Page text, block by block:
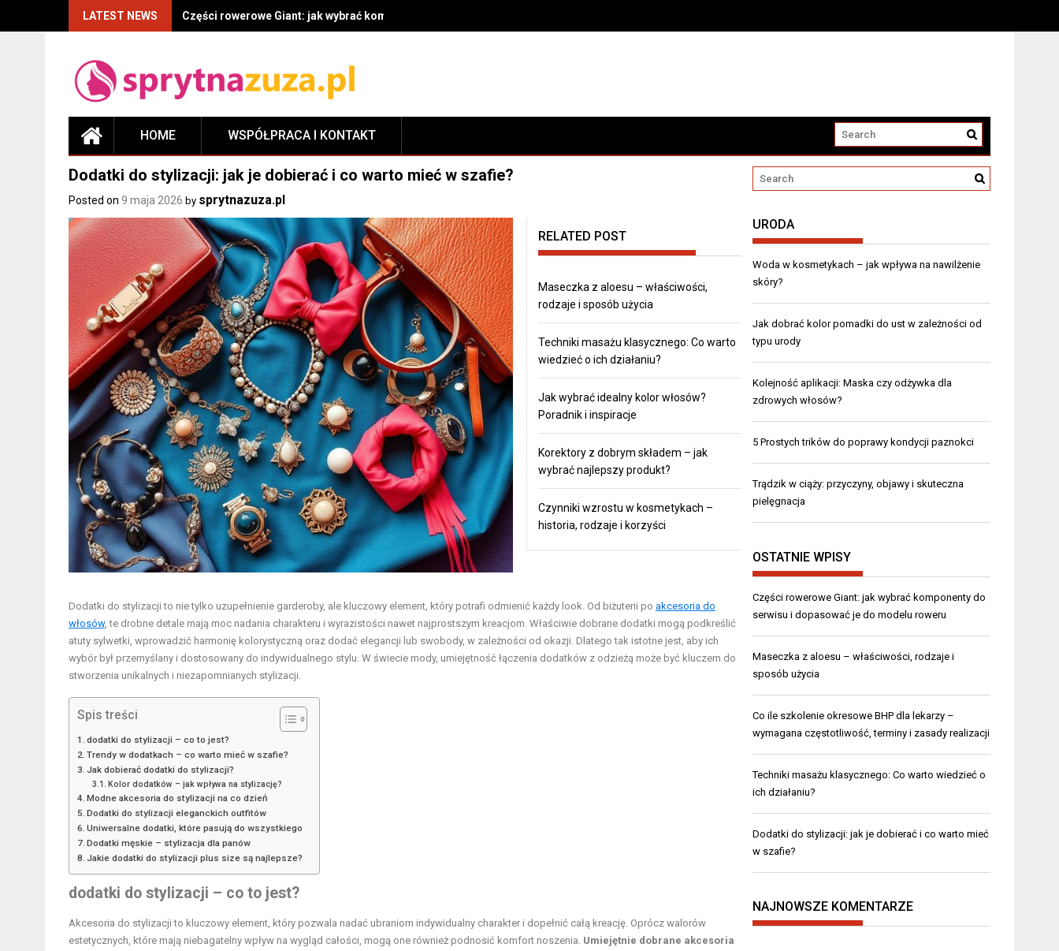
LATEST NEWS Części rowerowe Giant: jak wybrać komponenty do serwisu i dopasować je do modelu roweru
HOME WSPÓŁPRACA I KONTAKT
Dodatki do stylizacji: jak je dobierać i co warto mieć w szafie?
Posted on 9 maja 2026 by sprytnazuza.pl
RELATED POST
Maseczka z aloesu – właściwości,
rodzaje i sposób użycia
Techniki masażu klasycznego: Co warto
wiedzieć o ich działaniu?
Jak wybrać idealny kolor włosów?
Poradnik i inspiracje
Korektory z dobrym składem – jak
wybrać najlepszy produkt?
Czynniki wzrostu w kosmetykach –
historia, rodzaje i korzyści
Dodatki do stylizacji to nie tylko uzupełnienie garderoby, ale kluczowy element, który potrafi odmienić każdy look. Od biżuterii po akcesoria do
włosów, te drobne detale mają moc nadania charakteru i wyrazistości nawet najprostszym kreacjom. Właściwie dobrane dodatki mogą podkreślić
atuty sylwetki, wprowadzić harmonię kolorystyczną oraz dodać elegancji lub swobody, w zależności od okazji. Dlatego tak istotne jest, aby ich
wybór był przemyślany i dostosowany do indywidualnego stylu. W świecie mody, umiejętność łączenia dodatków z odzieżą może być kluczem do
stworzenia unikalnych i niezapomnianych stylizacji.
Spis treści
dodatki do stylizacji – co to jest?
Trendy w dodatkach – co warto mieć w szafie?
Jak dobierać dodatki do stylizacji?
Kolor dodatków – jak wpływa na stylizację?
Modne akcesoria do stylizacji na co dzień
Dodatki do stylizacji eleganckich outfitów
Uniwersalne dodatki, które pasują do wszystkiego
Dodatki męskie – stylizacja dla panów
Jakie dodatki do stylizacji plus size są najlepsze?
dodatki do stylizacji – co to jest?
Akcesoria do stylizacji to kluczowy element, który pozwala nadać ubraniom indywidualny charakter i dopełnić całą kreację. Oprócz walorów
estetycznych, które mają niebagatelny wpływ na wygląd całości, mogą one również podnosić komfort noszenia. Umiejętnie dobrane akcesoria
URODA
Woda w kosmetykach – jak wpływa na nawilżenie
skóry?
Jak dobrać kolor pomadki do ust w zależności od
typu urody
Kolejność aplikacji: Maska czy odżywka dla
zdrowych włosów?
5 Prostych trików do poprawy kondycji paznokci
Trądzik w ciąży: przyczyny, objawy i skuteczna
pielęgnacja
OSTATNIE WPISY
Części rowerowe Giant: jak wybrać komponenty do
serwisu i dopasować je do modelu roweru
Maseczka z aloesu – właściwości, rodzaje i
sposób użycia
Co ile szkolenie okresowe BHP dla lekarzy –
wymagana częstotliwość, terminy i zasady realizacji
Techniki masażu klasycznego: Co warto wiedzieć o
ich działaniu?
Dodatki do stylizacji: jak je dobierać i co warto mieć
w szafie?
NAJNOWSZE KOMENTARZE